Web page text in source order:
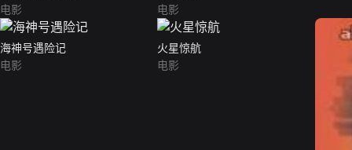
电影
电影
海神号遇险记
电影
火星惊航
电影